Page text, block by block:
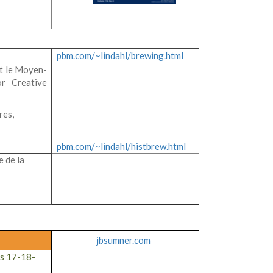
pbm.com/~lindahl/brewing.html
le Moyen-
Creative
pbm.com/~lindahl/histbrew.html
de la
jbsumner.com
17-18-